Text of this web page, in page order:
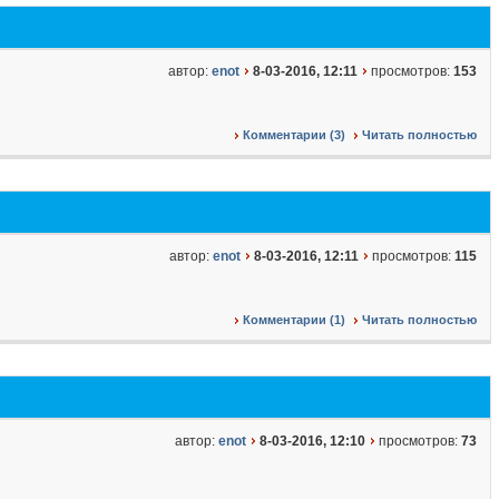
автор: enot 8-03-2016, 12:11 просмотров: 153
Комментарии (3) Читать полностью
автор: enot 8-03-2016, 12:11 просмотров: 115
Комментарии (1) Читать полностью
автор: enot 8-03-2016, 12:10 просмотров: 73